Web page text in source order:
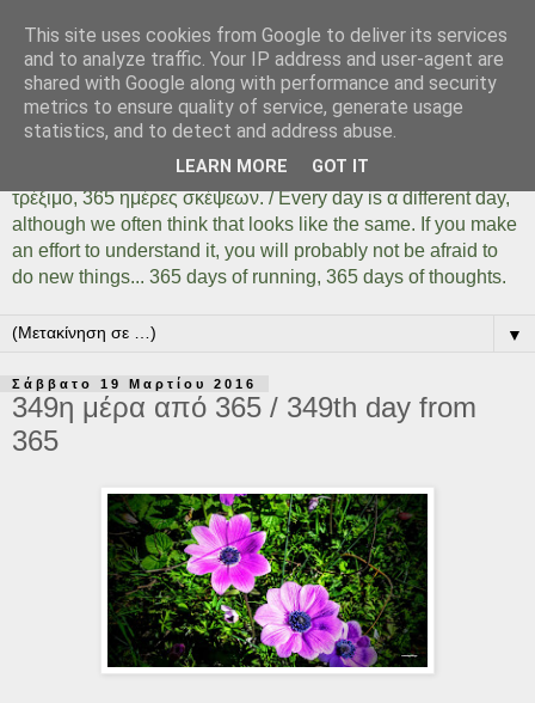
Days Of Running 365
Κάθε μέρα είναι μια διαφορετική ημέρα όσο ίδια και αν
φαίνεται. Αρκεί να το καταλάβουμε, αρκεί να δοκιμάσουμε,
αρκεί να μην φοβηθούμε να κάνουμε πράγματα... 365 ημέρες
τρέξιμο, 365 ημέρες σκέψεων. / Every day is α different day,
although we often think that looks like the same. If you make
an effort to understand it, you will probably not be afraid to
do new things... 365 days of running, 365 days of thoughts.
▼
Σάββατο 19 Μαρτίου 2016
349η μέρα από 365 / 349th day from
365
This site uses cookies from Google to deliver its services
and to analyze traffic. Your IP address and user-agent are
shared with Google along with performance and security
metrics to ensure quality of service, generate usage
statistics, and to detect and address abuse.
LEARN MORE GOT IT